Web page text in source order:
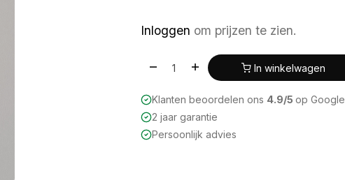
Inloggen om prijzen te zien.
In winkelwagen
Klanten beoordelen ons 4.9/5 op Google
2 jaar garantie
Persoonlijk advies